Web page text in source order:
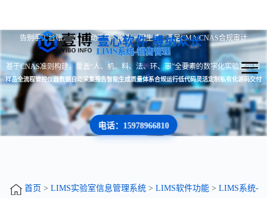
壹心软件 博纳众长
告别手工台账 · 数据自动采集 · 报告一键生成 · 满足CMA/CNAS合规审计
LIMS系统-销售管理
基于CNAS准则构建，覆盖“人、机、料、法、环、审”全要素的数字化实验室平台
样品全流程管控仪器数据自动采集报告智能生成质量体系合规运行低代码灵活定制私有化源码交付
电话：15978966810
首页 > LIMS实验室信息管理系统> LIMS软件功能> LIMS系统-